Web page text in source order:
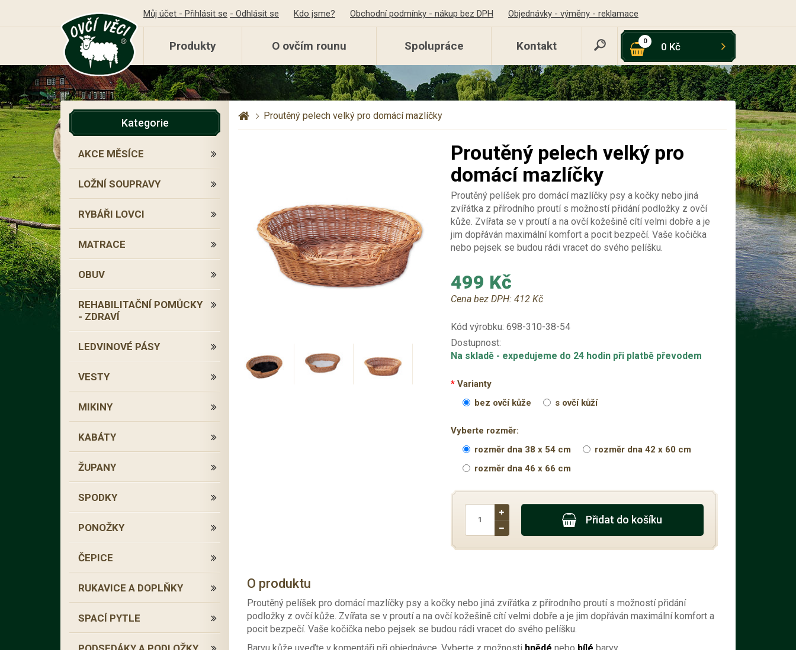
Můj účet - Přihlásit se - Odhlásit se Kdo jsme? Obchodní podmínky - nákup bez DPH Objednávky - výměny - reklamace
Produkty O ovčím rounu Spolupráce Kontakt 0 0 Kč
Kategorie
AKCE MĚSÍCE
LOŽNÍ SOUPRAVY
RYBÁŘI LOVCI
MATRACE
OBUV
REHABILITAČNÍ POMŮCKY
- ZDRAVÍ
LEDVINOVÉ PÁSY
VESTY
MIKINY
KABÁTY
ŽUPANY
SPODKY
PONOŽKY
ČEPICE
RUKAVICE A DOPLŇKY
SPACÍ PYTLE
Proutěný pelech velký pro domácí mazlíčky
Proutěný pelech velký pro
domácí mazlíčky
Proutěný pelíšek pro domácí mazlíčky psy a kočky nebo jiná
zvířátka z přírodního proutí s možností přidání podložky z ovčí
kůže. Zvířata se v proutí a na ovčí kožešině cítí velmi dobře a je
jim dopřáván maximální komfort a pocit bezpečí. Vaše kočička
nebo pejsek se budou rádi vracet do svého pelíšku.
499 Kč
Cena bez DPH: 412 Kč
Kód výrobku: 698-310-38-54
Dostupnost:
Na skladě - expedujeme do 24 hodin při platbě převodem
Varianty
bez ovčí kůže
s ovčí kůží
Vyberte rozměr:
rozměr dna 38 x 54 cm
rozměr dna 42 x 60 cm
rozměr dna 46 x 66 cm
Přidat do košíku
O produktu
Proutěný pelíšek pro domácí mazlíčky psy a kočky nebo jiná zvířátka z přírodního proutí s možností přidání
podložky z ovčí kůže. Zvířata se v proutí a na ovčí kožešině cítí velmi dobře a je jim dopřáván maximální komfort a
pocit bezpečí. Vaše kočička nebo pejsek se budou rádi vracet do svého pelíšku.